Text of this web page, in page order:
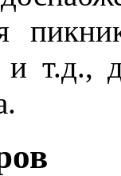
и т.д.,